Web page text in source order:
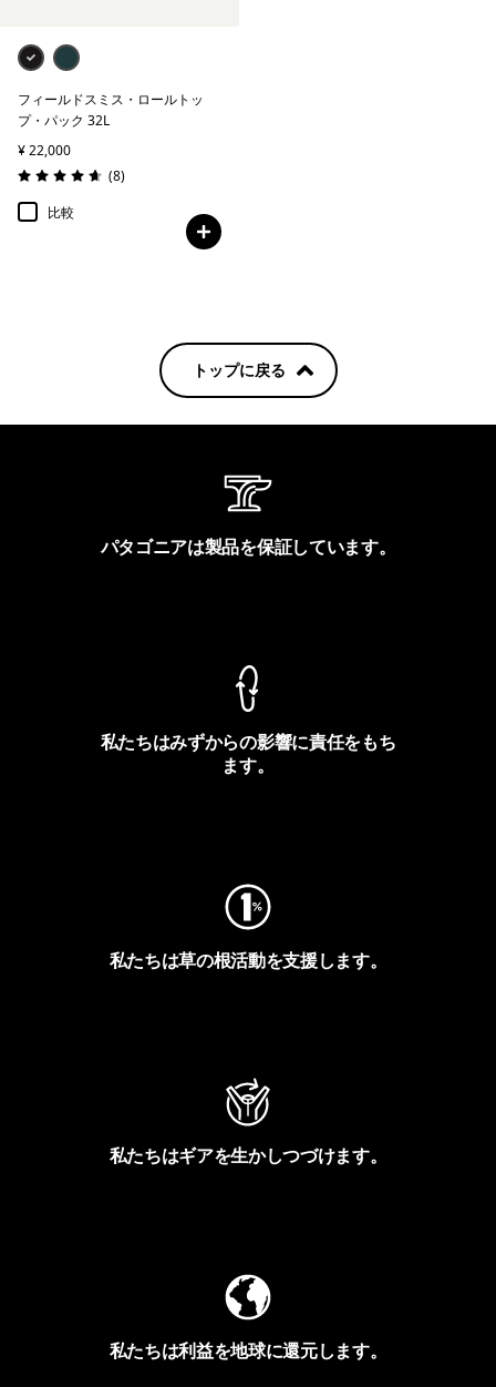
フィールドスミス・ロールトッ
プ・パック 32L
¥ 22,000
評価: 4.6 / 5
(8レビュー
)
比較
トップに戻る
パタゴニアは製品を保証しています。
私たちはみずからの影響に責任をもち
ます。
私たちは草の根活動を支援します。
私たちはギアを生かしつづけます。
私たちは利益を地球に還元します。